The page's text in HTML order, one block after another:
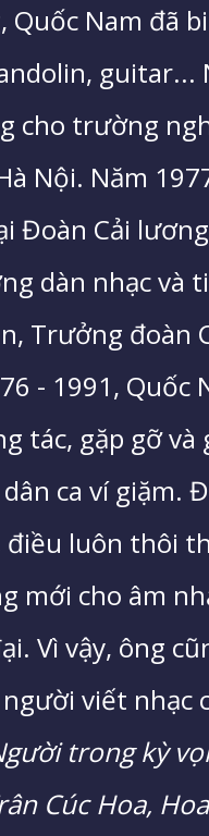
Nam đã
guitar...
cho trường
Nội. Năm
Đoàn Cải
dàn nhạc và
Trưởng đoàn
- 1991, Quốc
tác, gặp gỡ
dân ca ví
luôn thôi
mới cho âm
Vì vậy, ông
viết nhạc
trong kỳ
Cúc Hoa,